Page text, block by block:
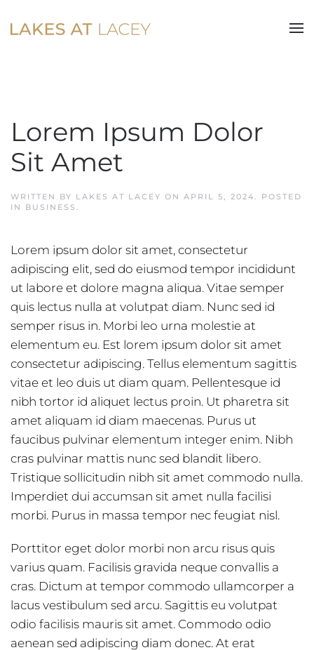
Skip to main content
Lorem Ipsum Dolor
Sit Amet
WRITTEN BY LAKES AT LACEY ON APRIL 5, 2024. POSTED
IN BUSINESS .
Lorem ipsum dolor sit amet, consectetur
adipiscing elit, sed do eiusmod tempor incididunt
ut labore et dolore magna aliqua. Vitae semper
quis lectus nulla at volutpat diam. Nunc sed id
semper risus in. Morbi leo urna molestie at
elementum eu. Est lorem ipsum dolor sit amet
consectetur adipiscing. Tellus elementum sagittis
vitae et leo duis ut diam quam. Pellentesque id
nibh tortor id aliquet lectus proin. Ut pharetra sit
amet aliquam id diam maecenas. Purus ut
faucibus pulvinar elementum integer enim. Nibh
cras pulvinar mattis nunc sed blandit libero.
Tristique sollicitudin nibh sit amet commodo nulla.
Imperdiet dui accumsan sit amet nulla facilisi
morbi. Purus in massa tempor nec feugiat nisl.
Porttitor eget dolor morbi non arcu risus quis
varius quam. Facilisis gravida neque convallis a
cras. Dictum at tempor commodo ullamcorper a
lacus vestibulum sed arcu. Sagittis eu volutpat
odio facilisis mauris sit amet. Commodo odio
aenean sed adipiscing diam donec. At erat